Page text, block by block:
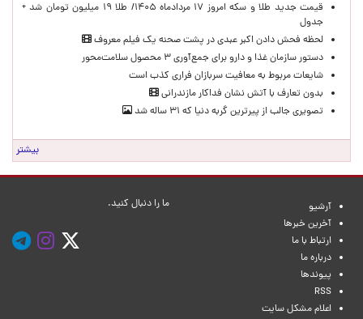
قیمت جدید طلا و سکه امروز ۱۷ مردادماه ۱۴۰۵/ طلا ۱۹ میلیون تومان شد +
جدول
لحظه‌ فحش دادن اکبر عبدی در پشت صحنه یک فیلم معروف
دستور سازمان غذا و دارو برای جمع‌آوری ۳ محصول سلامت‌محور
شایعات مربوط به معافیت سربازان فراری کذب است
بدون تعارف با آتش نشان فداکار مازندرانی
تصویری جالب از پیرترین گربه دنیا که ۳۱ ساله شد
بیشتر
آرشیو
آخرین خبرها
ارتباط با ما
درباره ما
پیوندها
RSS
اعلام مشکل سایت
ما را دنبال کنید.